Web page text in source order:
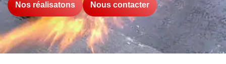
Nos réalisatons Nous contacter